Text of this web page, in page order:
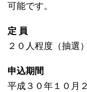
可能です。
定 員
２０人程度（抽選）
申込期間
平成３０年１０